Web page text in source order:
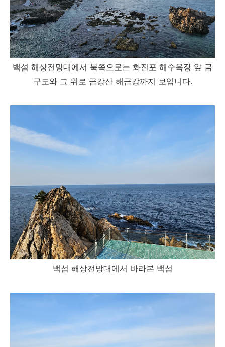
백섬 해상전망대에서 북쪽으로는 화진포 해수욕장 앞 금
구도와 그 위로 금강산 해금강까지 보입니다.
백섬 해상전망대에서 바라본 백섬